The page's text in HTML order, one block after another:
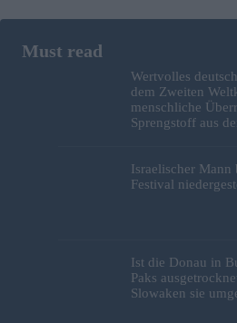
Wertvolles
dem Zweiten
menschliche
Sprengstoff aus
Israelischer Mann
Festival
Ist die Donau in
Paks
Slowaken sie